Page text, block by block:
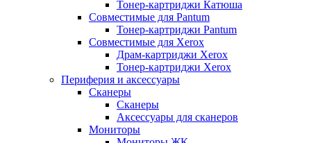
Тонер-картриджи Катюша
Совместимые для Pantum
Тонер-картриджи Pantum
Совместимые для Xerox
Драм-картриджи Xerox
Тонер-картриджи Xerox
Периферия и аксессуары
Сканеры
Сканеры
Аксессуары для сканеров
Мониторы